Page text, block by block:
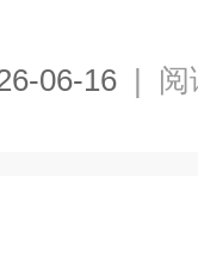
06-16 | 阅